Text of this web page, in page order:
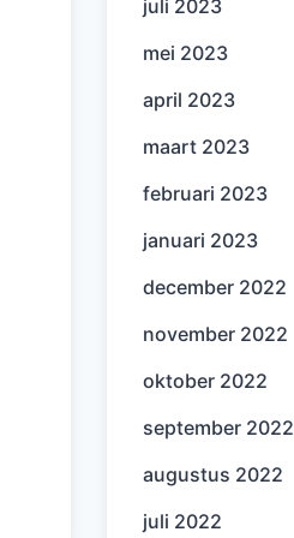
juli 2023
mei 2023
april 2023
maart 2023
februari 2023
januari 2023
december 2022
november 2022
oktober 2022
september 2022
augustus 2022
juli 2022